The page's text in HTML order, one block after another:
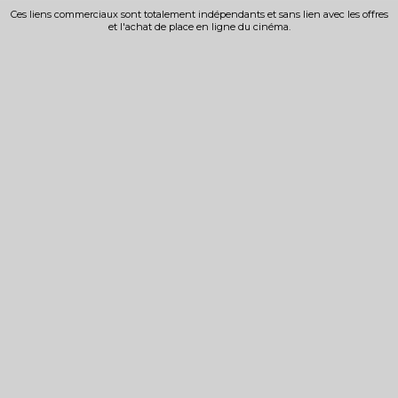
Ces liens commerciaux sont totalement indépendants et sans lien avec les offres
et l'achat de place en ligne du cinéma.